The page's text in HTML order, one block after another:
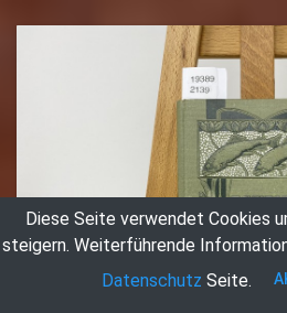
Diese Seite verwendet Cookies
steigern. Weiterführende
Datenschutz Seite.